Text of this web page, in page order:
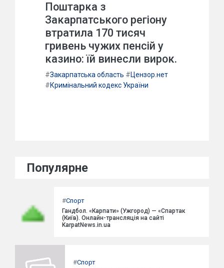
Поштарка з
Закарпатського регіону
втратила 170 тисяч
гривень чужих пенсій у
казино: їй винесли вирок.
#Закарпатська область #Цензор.нет
#Кримінальний кодекс України
Популярне
#Спорт
Гандбол. «Карпати» (Ужгород) — «Спартак
(Київ). Онлайн-трансляція на сайті
KarpatNews.in.ua
#Спорт